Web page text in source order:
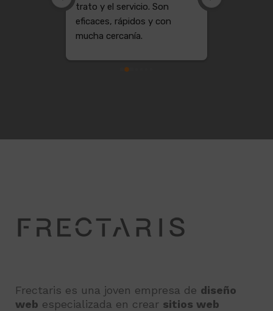
trato y el servicio. Son
eficaces, rápidos y con
mucha cercanía.
Frectaris es una joven empresa de diseño
web especializada en crear sitios web